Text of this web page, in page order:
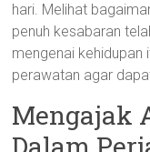
hari. Melihat
penuh kesabaran
mengenai kehidupan
perawatan agar
Mengajak